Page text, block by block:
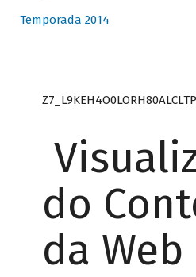
Temporada 2014
do
da Web